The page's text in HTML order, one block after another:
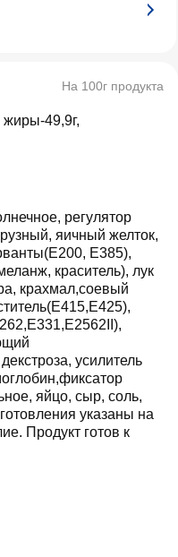
На 100г продукта
жиры-49,9г,
регулятор
яичный желток,
Е385),
краситель), лук
крахмал,соевый
усилитель
яйцо, сыр, соль,
указаны на
Продукт готов к